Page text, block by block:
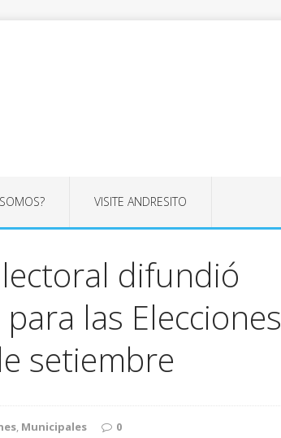
VISITE ANDRESITO
difundió
las Elecciones
setiembre
, Municipales 0